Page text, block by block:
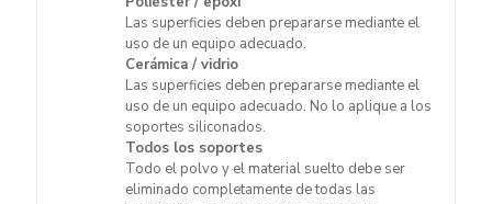
Las superficies deben prepararse mediante el
uso de un equipo adecuado.
Cerámica / vidrio
Las superficies deben prepararse mediante el
uso de un equipo adecuado. No lo aplique a los
soportes siliconados.
Todos los soportes
Todo el polvo y el material suelto debe ser
eliminado completamente de todas las